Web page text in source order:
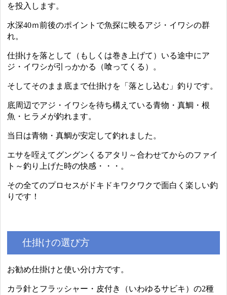
を投入します。
水深40ｍ前後のポイントで魚探に映るアジ・イワシの群
れ。
仕掛けを落として（もしくは巻き上げて）いる途中にア
ジ・イワシが引っかかる（喰ってくる）。
そしてそのまま底まで仕掛けを「落とし込む」釣りです。
底周辺でアジ・イワシを待ち構えている青物・真鯛・根
魚・ヒラメが釣れます。
当日は青物・真鯛が安定して釣れました。
エサを咥えてグングンくるアタリ～合わせてからのファイ
ト～釣り上げた時の快感・・・。
その全てのプロセスがドキドキワクワクで面白く楽しい釣
りです！
仕掛けの選び方
お勧め仕掛けと使い分け方です。
カラ針とフラッシャー・皮付き（いわゆるサビキ）の2種